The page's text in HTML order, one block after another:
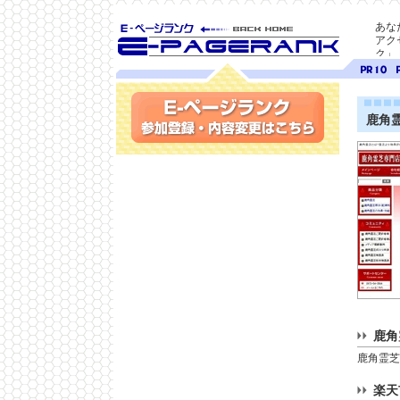
SEO対策に E-ページ
ランク
あな
アク
ク」
ランク
10
9
鹿角
鹿
鹿角霊
楽
参加登録(無料)・内容変更